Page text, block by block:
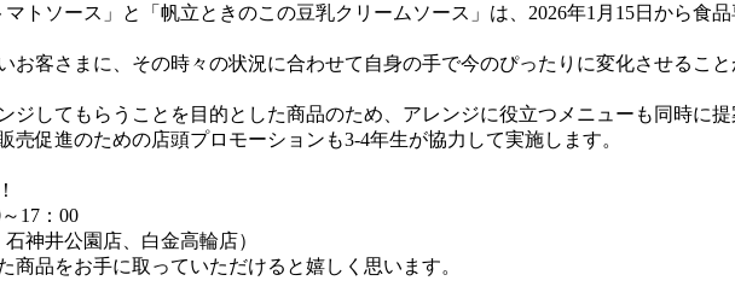
トソース」と「帆立ときのこの豆乳クリームソース」は、2026年1月15日から食
客さまに、その時々の状況に合わせて自身の手で今のぴったりに変化させるこ
してもらうことを目的とした商品のため、アレンジに役立つメニューも同時に提
促進のための店頭プロモーションも3-4年生が協力して実施します。
17：00
神井公園店、白金高輪店）
品をお手に取っていただけると嬉しく思います。